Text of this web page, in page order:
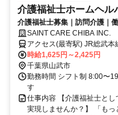
介護福祉士ホームヘル
介護福祉士募集｜訪問介護｜
経験により給与アップ！
SAINT CARE CHIBA INC.
アクセス(最寄駅) JR総武
＜自動車通勤可／駐車場完備＞ ＜受付窓口＞セントケア千葉
社 千葉県千葉市中央区新町
時給1,625円～2,425円
千葉県山武市
勤務時間 シフト制 8:00〜
す
仕事内容 【介護福祉士と
実現しませんか？】 「も